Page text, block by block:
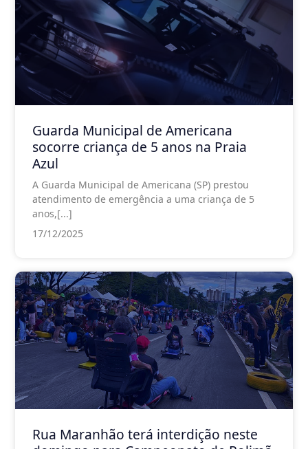
Guarda Municipal de Americana
socorre criança de 5 anos na Praia
Azul
A Guarda Municipal de Americana (SP) prestou
atendimento de emergência a uma criança de 5
anos,[...]
17/12/2025
Rua Maranhão terá interdição neste